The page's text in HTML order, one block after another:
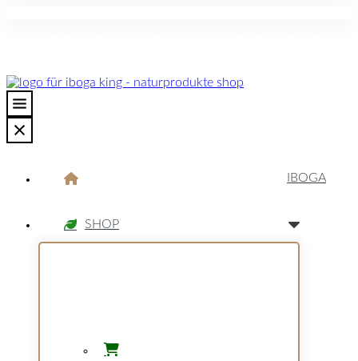
IBOGA
SHOP